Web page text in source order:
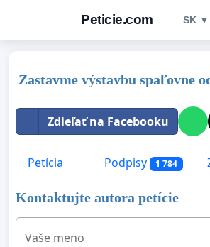
Peticie.com SK ▼
Zastavme výstavbu spaľovne
Zdieľať na Facebooku
Petícia Podpisy 1 784
Kontaktujte autora petície
Vaše meno